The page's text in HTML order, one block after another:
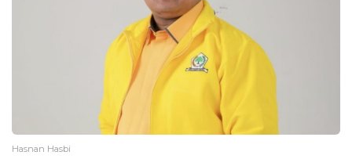
Hasnan Hasbi